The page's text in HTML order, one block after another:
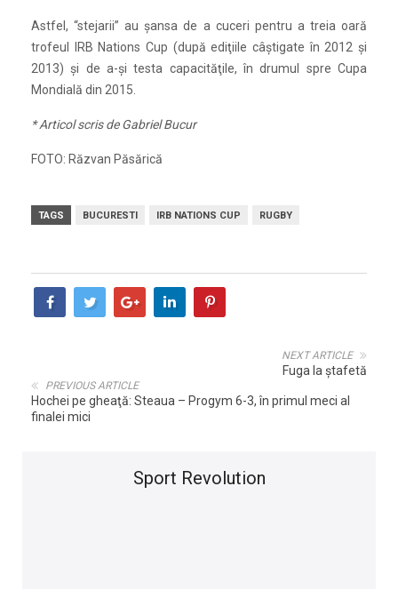
Astfel, “stejarii” au şansa de a cuceri pentru a treia oară
trofeul IRB Nations Cup (după ediţiile câştigate în 2012 şi
2013) şi de a-şi testa capacităţile, în drumul spre Cupa
Mondială din 2015.
* Articol scris de Gabriel Bucur
FOTO: Răzvan Păsărică
TAGS BUCURESTI IRB NATIONS CUP RUGBY
NEXT ARTICLE
Fuga la ştafetă
PREVIOUS ARTICLE
Hochei pe gheaţă: Steaua – Progym 6-3, în primul meci al
finalei mici
Sport Revolution